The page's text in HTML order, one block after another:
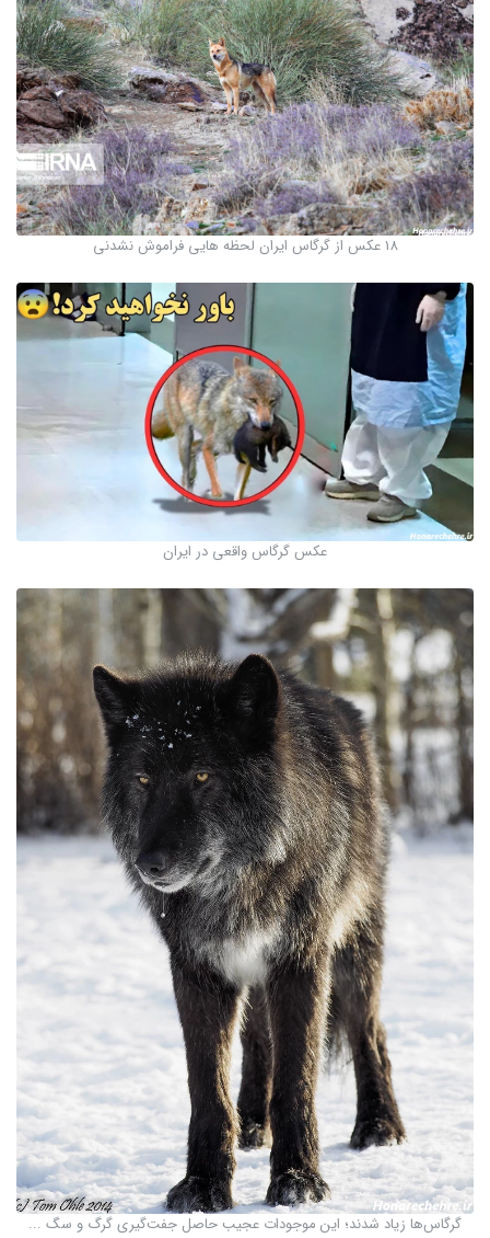
18 عکس از گرگاس ایران لحظه هایی فراموش نشدنی
عکس گرگاس واقعی در ایران
گرگاس‌ها زیاد شدند؛ این موجودات عجیب حاصل جفت‌گیری گرگ و سگ ...